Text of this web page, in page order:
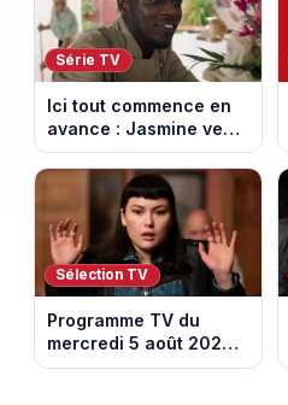
Série TV
Ici tout commence en
avance : Jasmine veut
retenir Louis. Episode
du 6 août 2026
(spoiler)
Sélection TV
Programme TV du
mercredi 5 août 2026 :
notre sélection pour